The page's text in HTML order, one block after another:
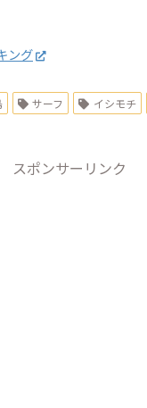
ング
サーフ イシモチ
スポンサーリンク